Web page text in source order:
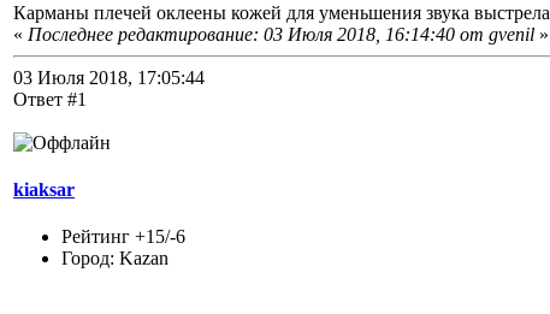
Карманы плечей оклеены кожей для уменьшения звука выстрела
« Последнее редактирование: 03 Июля 2018, 16:14:40 от gvenil »
03 Июля 2018, 17:05:44
Ответ #1
kiaksar
Рейтинг +15/-6
Город: Kazan